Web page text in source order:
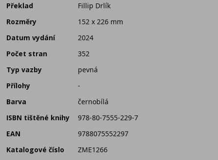
Překlad
Fillip Drlík
Rozměry
152 x 226 mm
Datum vydání
2024
Počet stran
352
Typ vazby
pevná
Přílohy
-
Barva
černobílá
ISBN tištěné knihy
978-80-7555-229-7
EAN
9788075552297
Katalogové číslo
ZME1266